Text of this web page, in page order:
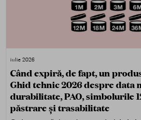
iulie 2026
Când expiră, de fapt, un
Ghid tehnic 2026 despre data
durabilitate, PAO, simbolurile
păstrare și trasabilitate